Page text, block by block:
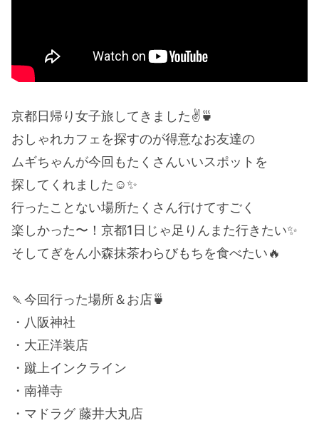
京都日帰り女子旅してきました✌️🍵
おしゃれカフェを探すのが得意なお友達の
ムギちゃんが今回もたくさんいいスポットを
探してくれました☺️✨
行ったことない場所たくさん行けてすごく
楽しかった〜！京都1日じゃ足りんまた行きたい✨
そしてぎをん小森抹茶わらびもちを食べたい🔥
🍡今回行った場所＆お店🍵
・八阪神社
・大正洋装店
・蹴上インクライン
・南禅寺
・マドラグ 藤井大丸店